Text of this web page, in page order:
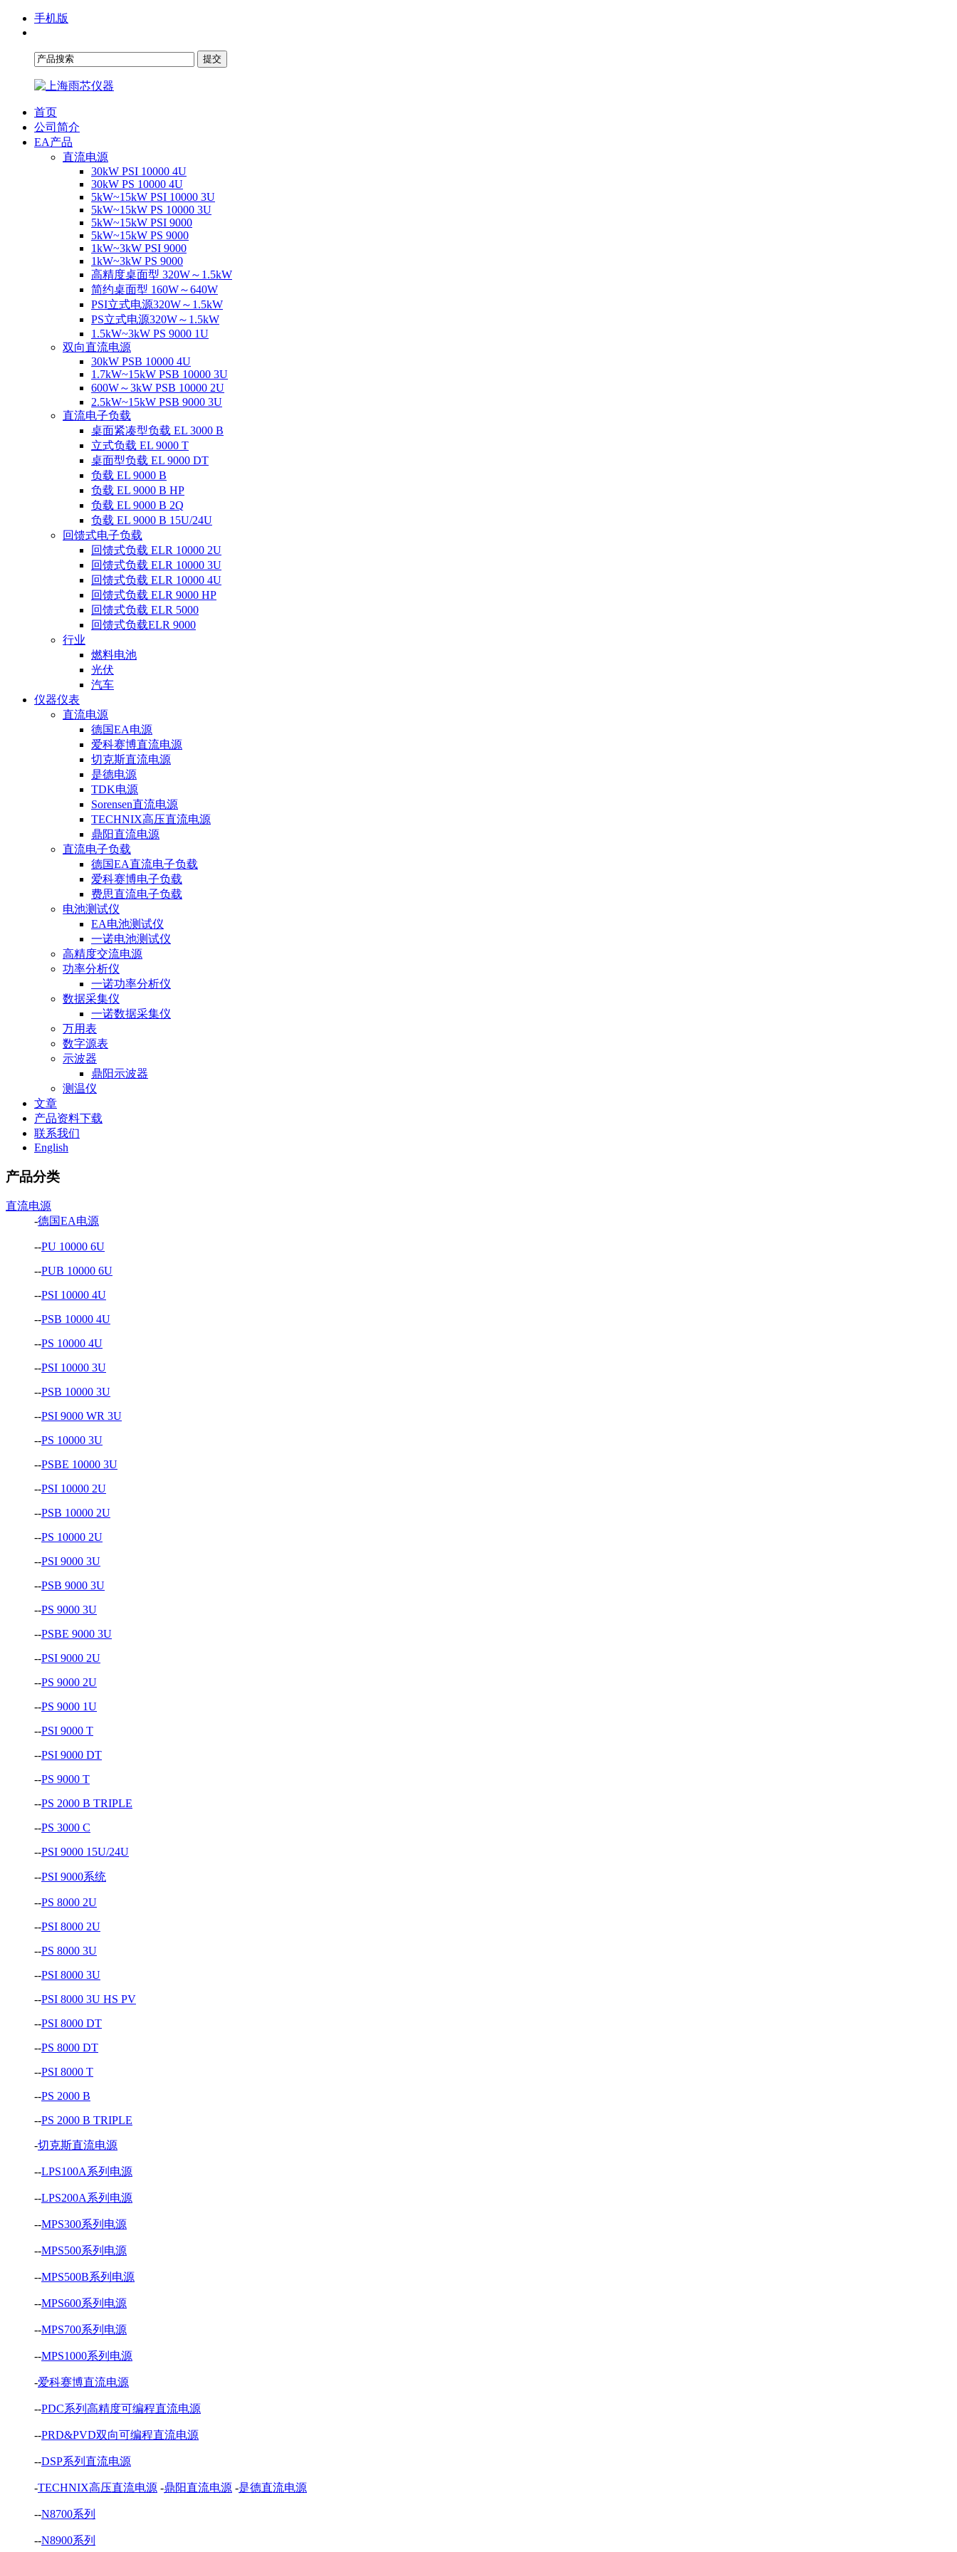
手机版
首页
公司简介
EA产品
直流电源
30kW PSI 10000 4U
30kW PS 10000 4U
5kW~15kW PSI 10000 3U
5kW~15kW PS 10000 3U
5kW~15kW PSI 9000
5kW~15kW PS 9000
1kW~3kW PSI 9000
1kW~3kW PS 9000
高精度桌面型 320W～1.5kW
简约桌面型 160W～640W
PSI立式电源320W～1.5kW
PS立式电源320W～1.5kW
1.5kW~3kW PS 9000 1U
双向直流电源
30kW PSB 10000 4U
1.7kW~15kW PSB 10000 3U
600W～3kW PSB 10000 2U
2.5kW~15kW PSB 9000 3U
直流电子负载
桌面紧凑型负载 EL 3000 B
立式负载 EL 9000 T
桌面型负载 EL 9000 DT
负载 EL 9000 B
负载 EL 9000 B HP
负载 EL 9000 B 2Q
负载 EL 9000 B 15U/24U
回馈式电子负载
回馈式负载 ELR 10000 2U
回馈式负载 ELR 10000 3U
回馈式负载 ELR 10000 4U
回馈式负载 ELR 9000 HP
回馈式负载 ELR 5000
回馈式负载ELR 9000
行业
燃料电池
光伏
汽车
仪器仪表
直流电源
德国EA电源
爱科赛博直流电源
切克斯直流电源
是德电源
TDK电源
Sorensen直流电源
TECHNIX高压直流电源
鼎阳直流电源
直流电子负载
德国EA直流电子负载
爱科赛博电子负载
费思直流电子负载
电池测试仪
EA电池测试仪
一诺电池测试仪
高精度交流电源
功率分析仪
一诺功率分析仪
数据采集仪
一诺数据采集仪
万用表
数字源表
示波器
鼎阳示波器
测温仪
文章
产品资料下载
联系我们
English
产品分类
直流电源
-德国EA电源
--PU 10000 6U
--PUB 10000 6U
--PSI 10000 4U
--PSB 10000 4U
--PS 10000 4U
--PSI 10000 3U
--PSB 10000 3U
--PSI 9000 WR 3U
--PS 10000 3U
--PSBE 10000 3U
--PSI 10000 2U
--PSB 10000 2U
--PS 10000 2U
--PSI 9000 3U
--PSB 9000 3U
--PS 9000 3U
--PSBE 9000 3U
--PSI 9000 2U
--PS 9000 2U
--PS 9000 1U
--PSI 9000 T
--PSI 9000 DT
--PS 9000 T
--PS 2000 B TRIPLE
--PS 3000 C
--PSI 9000 15U/24U
--PSI 9000系统
--PS 8000 2U
--PSI 8000 2U
--PS 8000 3U
--PSI 8000 3U
--PSI 8000 3U HS PV
--PSI 8000 DT
--PS 8000 DT
--PSI 8000 T
--PS 2000 B
--PS 2000 B TRIPLE
-切克斯直流电源
--LPS100A系列电源
--LPS200A系列电源
--MPS300系列电源
--MPS500系列电源
--MPS500B系列电源
--MPS600系列电源
--MPS700系列电源
--MPS1000系列电源
-爱科赛博直流电源
--PDC系列高精度可编程直流电源
--PRD&PVD双向可编程直流电源
--DSP系列直流电源
-TECHNIX高压直流电源 -鼎阳直流电源 -是德直流电源
--N8700系列
--N8900系列